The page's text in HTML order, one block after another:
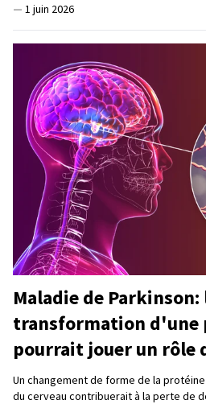
— 1 juin 2026
Maladie de Parkinson:
transformation d'une
pourrait jouer un rôle
Un changement de forme de la
du cerveau contribuerait à la perte de